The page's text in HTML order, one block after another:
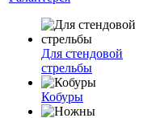
Для стендовой
стрельбы
Кобуры